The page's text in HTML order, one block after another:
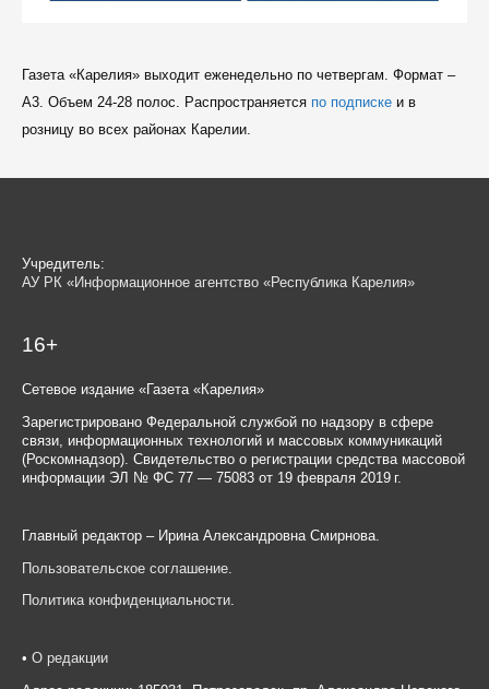
Газета «Карелия» выходит еженедельно по четвергам. Формат –
A3. Объем 24-28 полос. Распространяется по подпискеи в
розницу во всех районах Карелии.
Учредитель:
АУ РК «Информационное агентство «Республика Карелия»
16+
Сетевое издание «Газета «Карелия»
Зарегистрировано Федеральной службой по надзору в сфере
связи, информационных технологий и массовых коммуникаций
(Роскомнадзор). Свидетельство о регистрации средства массовой
информации ЭЛ № ФС 77 — 75083 от 19 февраля 2019 г.
Главный редактор – Ирина Александровна Смирнова.
Пользовательское соглашение
Политика конфиденциальности.
• О редакции